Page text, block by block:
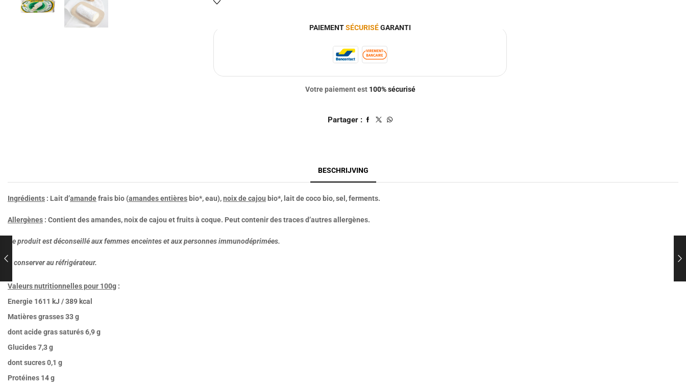
PAIEMENTSÉCURISÉGARANTI
Votre paiement est 100% sécurisé
Partager :
BESCHRIJVING
Ingrédients : Lait d’amandefrais bio (amandes entières bio*, eau),noix de cajou bio*, lait de coco bio, sel, ferments.
Allergènes : Contient des amandes, noix de cajou et fruits à coque. Peut contenir des traces d’autres allergènes.
Ce produit est déconseillé aux femmes enceintes et aux personnes immunodéprimées.
À conserver au réfrigérateur.
Valeurs nutritionnelles pour 100g :
Energie 1611 kJ / 389 kcal
Matières grasses 33 g
dont acide gras saturés 6,9 g
Glucides 7,3 g
dont sucres 0,1 g
Protéines 14 g